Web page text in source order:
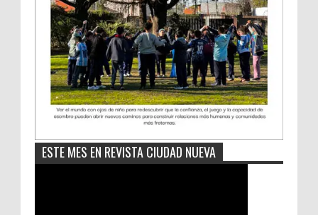
ESTE MES EN REVISTA CIUDAD NUEVA